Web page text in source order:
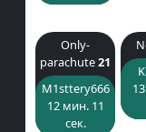
Only-
parachute21
M1sttery666
12 мин. 11
сек.